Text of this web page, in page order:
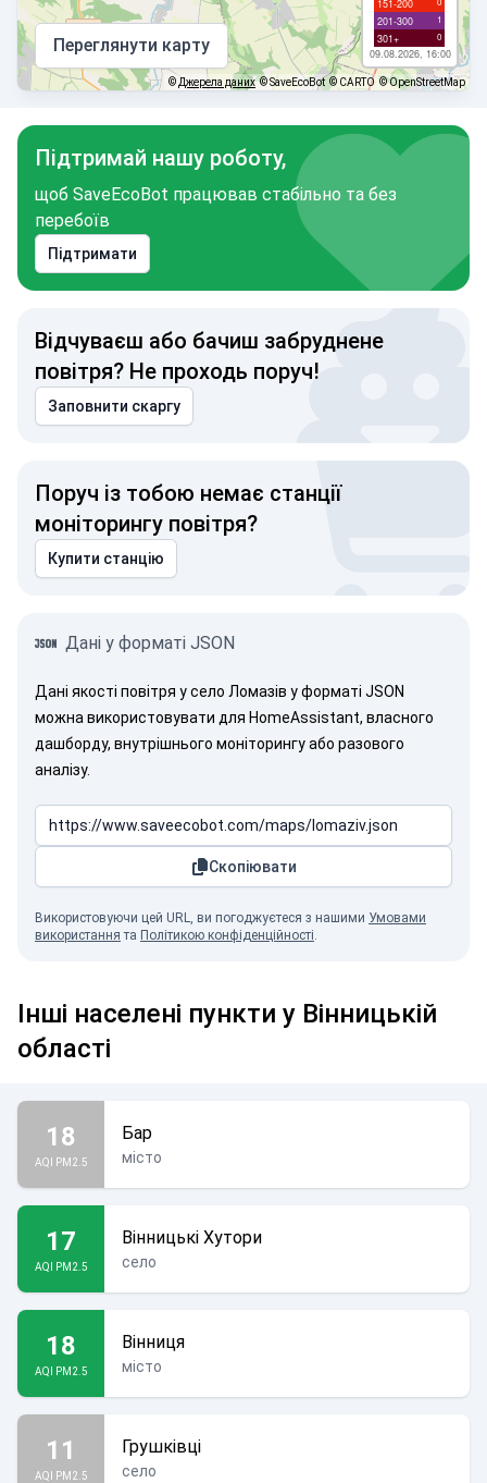
151-200
201-300 1
301+ 0
09.08.2026, 16:00
Переглянути карту
© Джерела даних © SaveEcoBot © CARTO © OpenStreetMap
Підтримай нашу роботу,
щоб SaveEcoBot працював стабільно та без
перебоїв
Підтримати
Відчуваєш або бачиш забруднене
повітря? Не проходь поруч!
Заповнити скаргу
Поруч із тобою немає станції
моніторингу повітря?
Купити станцію
Дані у форматі JSON
Дані якості повітря у село Ломазів у форматі JSON
можна використовувати для HomeAssistant, власного
дашборду, внутрішнього моніторингу або разового
аналізу.
Скопіювати
Використовуючи цей URL, ви погоджуєтеся з нашими Умовами
використання та Політикою конфіденційності.
Інші населені пункти у Вінницькій
області
18
AQI PM2.5
Бар
місто
17
AQI PM2.5
Вінницькі Хутори
село
18
AQI PM2.5
Вінниця
місто
11
AQI PM2.5
Грушківці
село